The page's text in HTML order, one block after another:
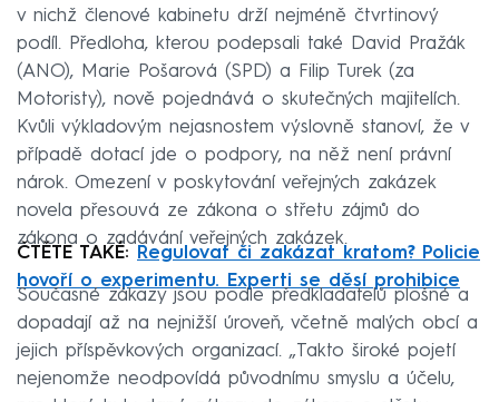
v nichž členové kabinetu drží nejméně čtvrtinový
podíl. Předloha, kterou podepsali také David Pražák
(ANO), Marie Pošarová (SPD) a Filip Turek (za
Motoristy), nově pojednává o skutečných majitelích.
Kvůli výkladovým nejasnostem výslovně stanoví, že v
případě dotací jde o podpory, na něž není právní
nárok. Omezení v poskytování veřejných zakázek
novela přesouvá ze zákona o střetu zájmů do
zákona o zadávání veřejných zakázek.
ČTĚTE TAKÉ: Regulovat či zakázat kratom? Policie
hovoří o experimentu. Experti se děsí prohibice
Současné zákazy jsou podle předkladatelů plošné a
dopadají až na nejnižší úroveň, včetně malých obcí a
jejich příspěvkových organizací. „Takto široké pojetí
nejenomže neodpovídá původnímu smyslu a účelu,